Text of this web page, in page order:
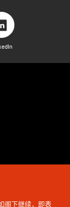
阁下继续，即表